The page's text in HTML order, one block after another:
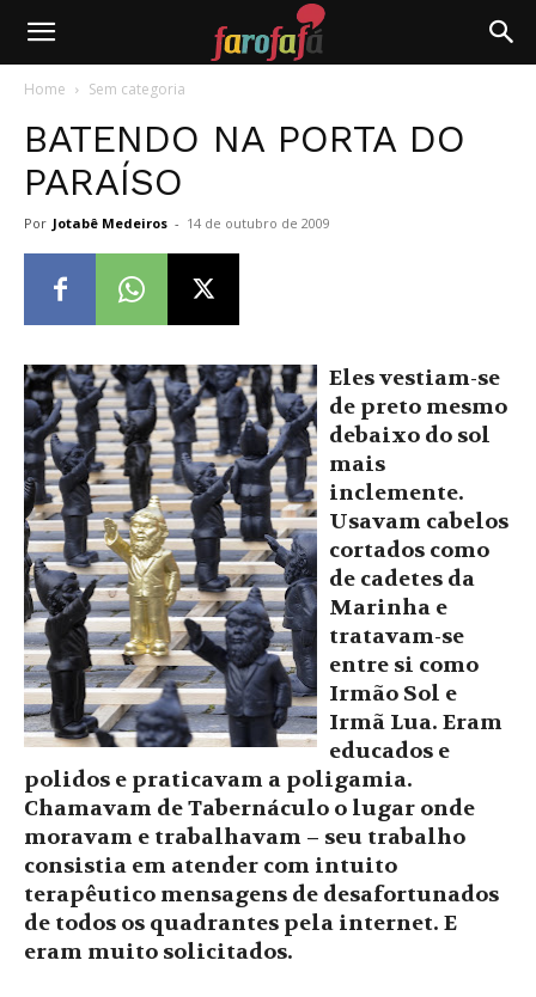
Farofafá
Home Sem categoria
BATENDO NA PORTA DO
PARAÍSO
Por Jotabê Medeiros - 14 de outubro de 2009
Eles vestiam-se
de preto mesmo
debaixo do sol
mais
inclemente.
Usavam cabelos
cortados como
de cadetes da
Marinha e
tratavam-se
entre si como
Irmão Sol e
Irmã Lua. Eram
educados e
polidos e praticavam a poligamia.
Chamavam de Tabernáculo o lugar onde
moravam e trabalhavam – seu trabalho
consistia em atender com intuito
terapêutico mensagens de desafortunados
de todos os quadrantes pela internet. E
eram muito solicitados.